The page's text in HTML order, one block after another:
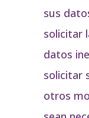
sus
solicitar
datos
solicitar
otros